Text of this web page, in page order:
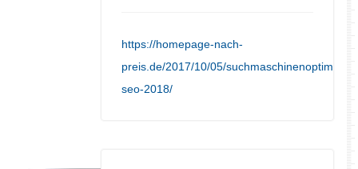
https://homepage-nach-
preis.de/2017/10/05/
seo-2018/